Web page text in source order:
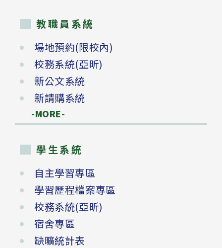
教職員系統
場地預約(限校內)
校務系統(亞昕)
新公文系統
新請購系統
-MORE-
學生系統
自主學習專區
學習歷程檔案專區
校務系統(亞昕)
宿舍專區
缺曠統計表